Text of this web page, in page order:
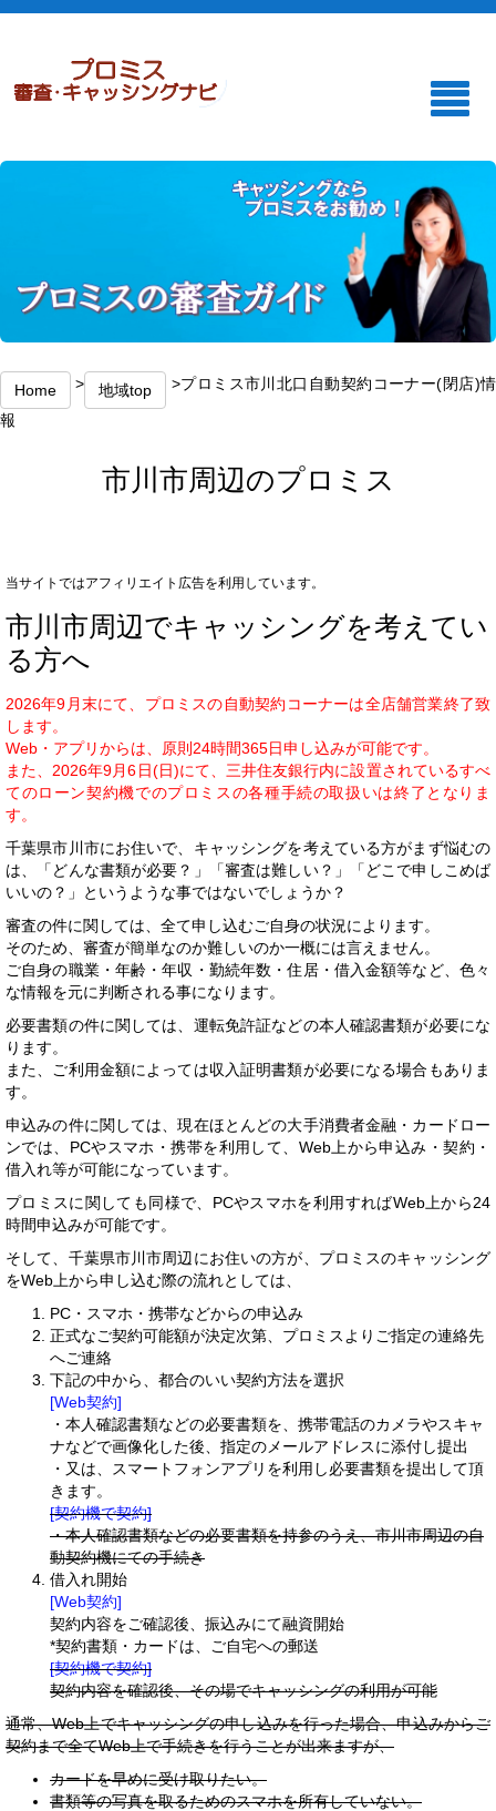
Home > 地域top >プロミス市川北口自動契約コーナー(閉店)情
報
市川市周辺のプロミス
当サイトではアフィリエイト広告を利用しています。
市川市周辺でキャッシングを考えてい
る方へ
2026年9月末にて、プロミスの自動契約コーナーは全店舗営業終了致
します。
Web・アプリからは、原則24時間365日申し込みが可能です。
また、2026年9月6日(日)にて、三井住友銀行内に設置されているすべ
てのローン契約機でのプロミスの各種手続の取扱いは終了となりま
す。
千葉県市川市にお住いで、キャッシングを考えている方がまず悩むの
は、「どんな書類が必要？」「審査は難しい？」「どこで申しこめば
いいの？」というような事ではないでしょうか？
審査の件に関しては、全て申し込むご自身の状況によります。
そのため、審査が簡単なのか難しいのか一概には言えません。
ご自身の職業・年齢・年収・勤続年数・住居・借入金額等など、色々
な情報を元に判断される事になります。
必要書類の件に関しては、運転免許証などの本人確認書類が必要にな
ります。
また、ご利用金額によっては収入証明書類が必要になる場合もありま
す。
申込みの件に関しては、現在ほとんどの大手消費者金融・カードロー
ンでは、PCやスマホ・携帯を利用して、Web上から申込み・契約・
借入れ等が可能になっています。
プロミスに関しても同様で、PCやスマホを利用すればWeb上から24
時間申込みが可能です。
そして、千葉県市川市周辺にお住いの方が、プロミスのキャッシング
をWeb上から申し込む際の流れとしては、
PC・スマホ・携帯などからの申込み
正式なご契約可能額が決定次第、プロミスよりご指定の連絡先
へご連絡
下記の中から、都合のいい契約方法を選択
[Web契約]
・本人確認書類などの必要書類を、携帯電話のカメラやスキャ
ナなどで画像化した後、指定のメールアドレスに添付し提出
・又は、スマートフォンアプリを利用し必要書類を提出して頂
きます。
[契約機で契約]
・本人確認書類などの必要書類を持参のうえ、市川市周辺の自
動契約機にての手続き
借入れ開始
[Web契約]
契約内容をご確認後、振込みにて融資開始
*契約書類・カードは、ご自宅への郵送
[契約機で契約]
契約内容を確認後、その場でキャッシングの利用が可能
通常、Web上でキャッシングの申し込みを行った場合、申込みからご
契約まで全てWeb上で手続きを行うことが出来ますが、
カードを早めに受け取りたい。
書類等の写真を取るためのスマホを所有していない。